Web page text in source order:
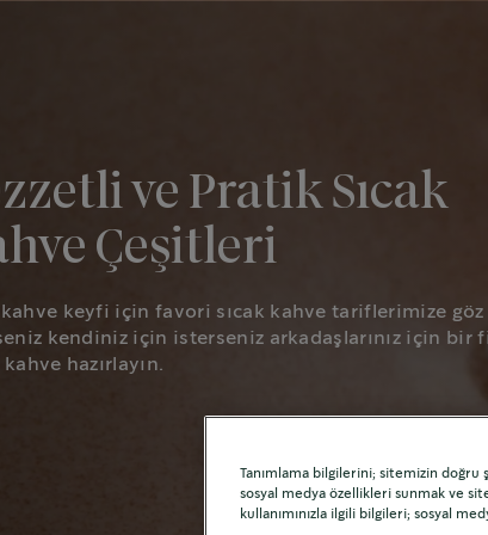
ve Pratik Sıcak
Çeşitleri
kahve keyfi için favori sıcak kahve tariflerimize göz
kendiniz için isterseniz arkadaşlarınız için bir
kahve hazırlayın.
Tanımlama bilgilerini; sitemizin doğru
sosyal medya özellikleri sunmak ve
kullanımınızla ilgili bilgileri; sosyal